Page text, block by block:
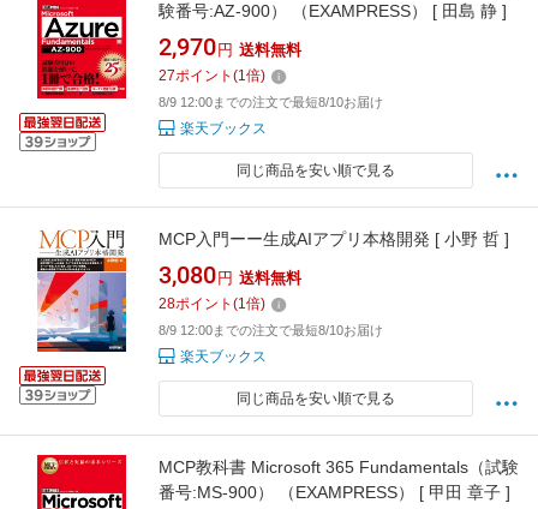
験番号:AZ-900） （EXAMPRESS） [ 田島 静 ]
2,970 円 送料無料
27ポイント (1倍)
8/9 12:00までの注文で最短8/10お届け
楽天ブックス
同じ商品を安い順で見る
MCP入門ーー生成AIアプリ本格開発 [ 小野 哲 ]
3,080 円 送料無料
28ポイント (1倍)
8/9 12:00までの注文で最短8/10お届け
楽天ブックス
同じ商品を安い順で見る
MCP教科書 Microsoft 365 Fundamentals（試験
番号:MS-900） （EXAMPRESS） [ 甲田 章子 ]